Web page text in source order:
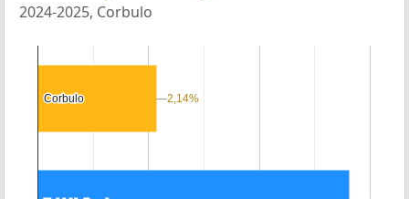
2024-2025, Corbulo
Corbulo
Corbulo 2,14%
2,14%